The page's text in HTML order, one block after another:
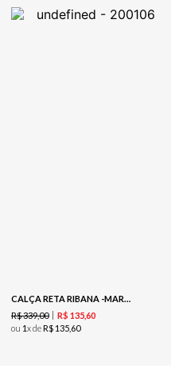
CALÇA RETA RIBANA -MARINHO
R$339,00 R$ 13560
ou 1x deR$ 135 60